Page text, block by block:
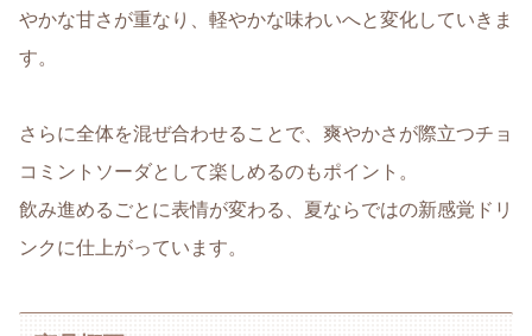
やかな甘さが重なり、軽やかな味わいへと変化していきま
す。
さらに全体を混ぜ合わせることで、爽やかさが際立つチョ
コミントソーダとして楽しめるのもポイント。
飲み進めるごとに表情が変わる、夏ならではの新感覚ドリ
ンクに仕上がっています。